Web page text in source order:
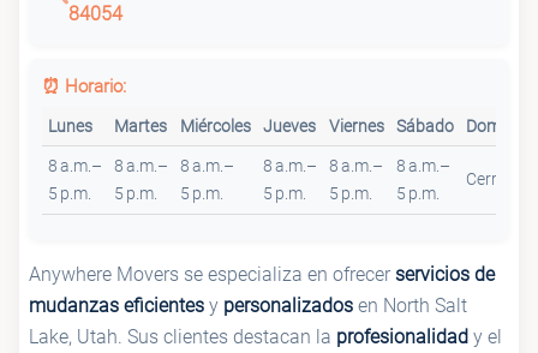
84054
⏰ Horario:
Lunes Martes Miércoles Jueves Viernes Sábado Domingo
8 a.m.–
5 p.m.
8 a.m.–
5 p.m.
8 a.m.–
5 p.m.
8 a.m.–
5 p.m.
8 a.m.–
5 p.m.
8 a.m.–
5 p.m.
Cerrado
Anywhere Movers se especializa en ofrecer servicios de
mudanzas eficientes y personalizados en North Salt
Lake, Utah. Sus clientes destacan la profesionalidad y el